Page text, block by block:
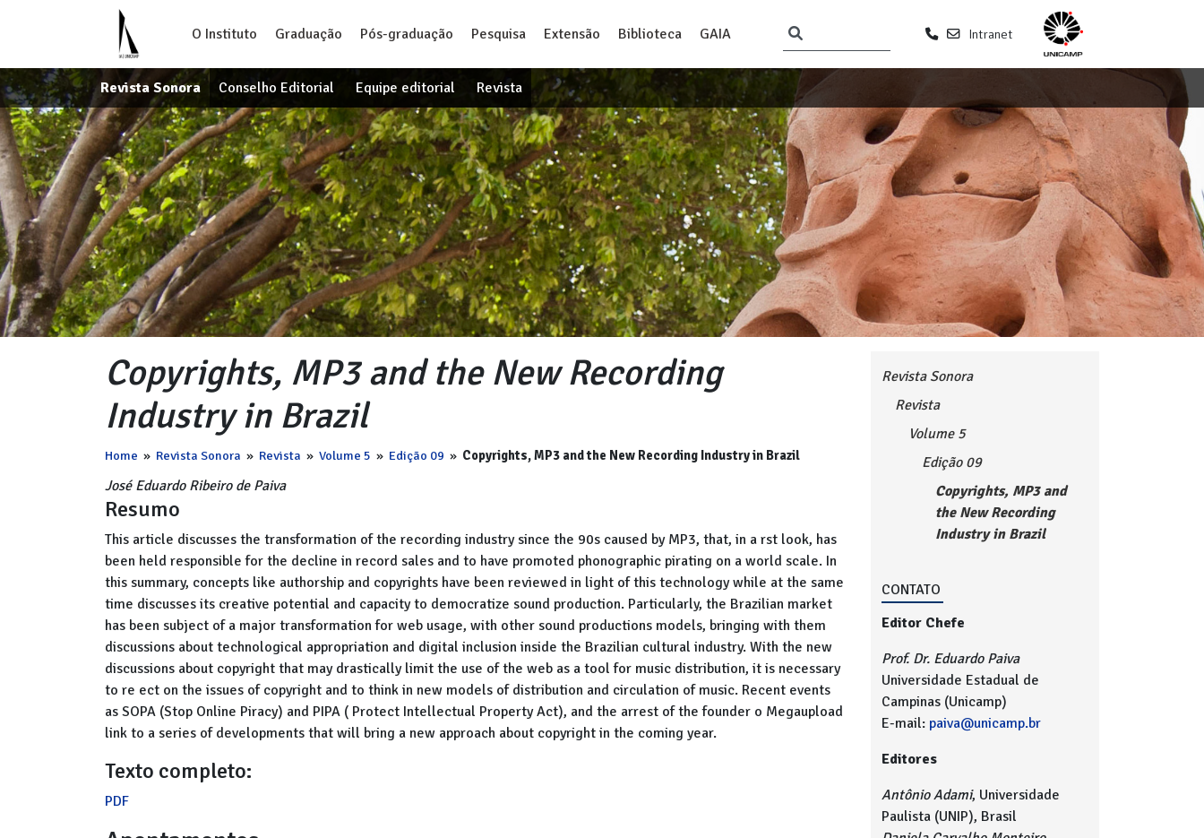
O Instituto Graduação Pós-graduação Pesquisa Extensão Biblioteca GAIA Intranet
Revista Sonora Conselho Editorial Equipe editorial Revista
Copyrights, MP3 and the New Recording
Industry in Brazil
Home » Revista Sonora » Revista » Volume 5 » Edição 09 » Copyrights, MP3 and the New Recording Industry in Brazil
José Eduardo Ribeiro de Paiva
Resumo
This article discusses the transformation of the recording industry since the 90s caused by MP3, that, in a rst look, has
been held responsible for the decline in record sales and to have promoted phonographic pirating on a world scale. In
this summary, concepts like authorship and copyrights have been reviewed in light of this technology while at the same
time discusses its creative potential and capacity to democratize sound production. Particularly, the Brazilian market
has been subject of a major transformation for web usage, with other sound productions models, bringing with them
discussions about technological appropriation and digital inclusion inside the Brazilian cultural industry. With the new
discussions about copyright that may drastically limit the use of the web as a tool for music distribution, it is necessary
to re ect on the issues of copyright and to think in new models of distribution and circulation of music. Recent events
as SOPA (Stop Online Piracy) and PIPA ( Protect Intellectual Property Act), and the arrest of the founder o Megaupload
link to a series of developments that will bring a new approach about copyright in the coming year.
Texto completo:
PDF
Revista Sonora
Revista
Volume 5
Edição 09
Copyrights, MP3 and
the New Recording
Industry in Brazil
CONTATO
Editor Chefe
Prof. Dr. Eduardo Paiva
Universidade Estadual de
Campinas (Unicamp)
E-mail: paiva@unicamp.br
Editores
Antônio Adami, Universidade
Paulista (UNIP), Brasil